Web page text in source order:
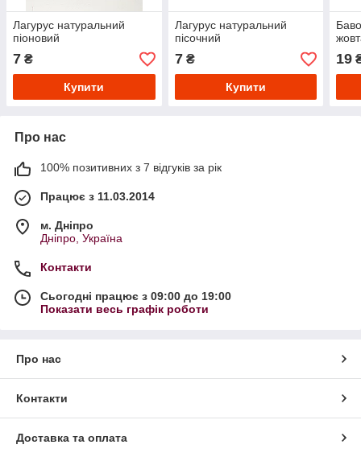
Лагурус натуральний
піоновий
7 ₴
Купити
Лагурус натуральний
пісочний
7₴
Купити
19
Про нас
100% позитивних з 7 відгуків за рік
Працює з 11.03.2014
м. Дніпро
Дніпро, Україна
Контакти
Сьогодні працює з 09:00 до 19:00
Показати весь графік роботи
Про нас
Контакти
Доставка та оплата